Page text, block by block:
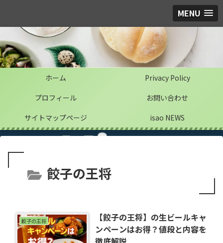
MENU
ホーム
Privacy Policy
プロフィール
お問い合わせ
サイトマップページ
isao NEWS
餃子の王将
餃子の王将
【餃子の王将】の生ビールキャ
ンペーンはお得？値段と内容を